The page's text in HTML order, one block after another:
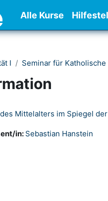
Alle Kurse
I Seminar für
Mittelalters im Spiegel
in: Sebastian Hanstein